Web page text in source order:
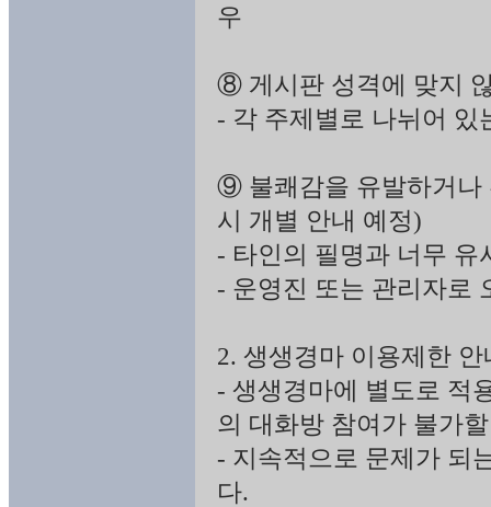
우
⑧ 게시판 성격에 맞지
- 각 주제별로 나뉘어 있
⑨ 불쾌감을 유발하거나
시 개별 안내 예정)
- 타인의 필명과 너무 유
- 운영진 또는 관리자로
2. 생생경마 이용제한 안
- 생생경마에 별도로 적
의 대화방 참여가 불가
- 지속적으로 문제가 되
다.